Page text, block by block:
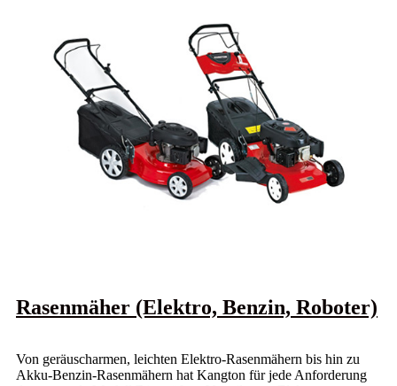
Rasenmäher (Elektro, Benzin, Roboter)
Von geräuscharmen, leichten Elektro-Rasenmähern bis hin zu
Akku-Benzin-Rasenmähern hat Kangton für jede Anforderung